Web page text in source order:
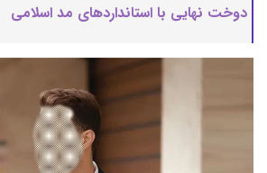
دوخت نهایی با استانداردهای مد اسلامی